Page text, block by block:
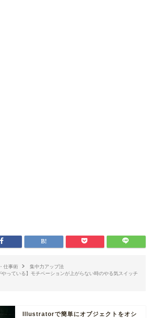
仕事術
集中力アップ法
やっている】モチベーションが上がらない時のやる気スイッチ
Illustratorで簡単にオブジェクトをオシ